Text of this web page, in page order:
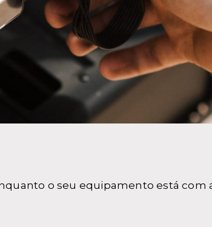
o seu equipamento está com